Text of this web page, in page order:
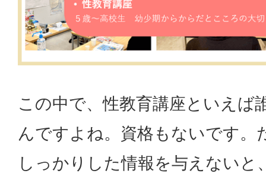
この中で、性教育講座といえば
んですよね。資格もないです。
しっかりした情報を与えないと